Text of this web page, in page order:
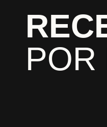
POR